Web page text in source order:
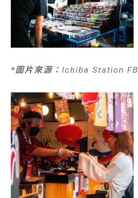
*圖片來源： Ichiba Station FB